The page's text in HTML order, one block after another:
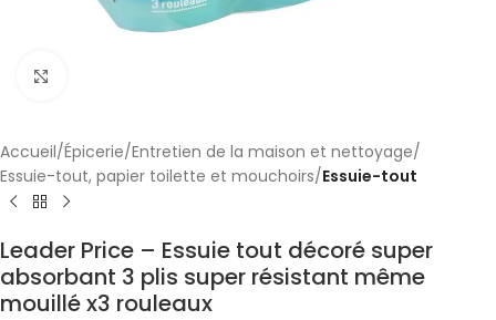
Accueil Épicerie Entretien de la maison et nettoyage
Essuie-tout, papier toilette et mouchoirs Essuie-tout
Leader Price – Essuie tout décoré super
absorbant 3 plis super résistant même
mouillé x3 rouleaux